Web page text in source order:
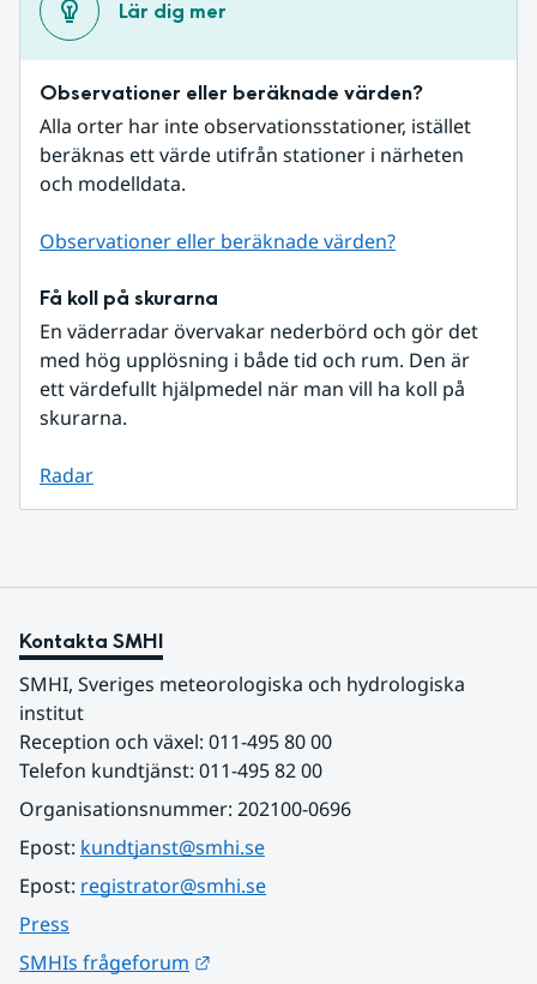
Lär dig mer
Observationer eller beräknade värden?
Alla orter har inte observationsstationer, istället
beräknas ett värde utifrån stationer i närheten
och modelldata.
Observationer eller beräknade värden?
Få koll på skurarna
En väderradar övervakar nederbörd och gör det
med hög upplösning i både tid och rum. Den är
ett värdefullt hjälpmedel när man vill ha koll på
skurarna.
Radar
Kontakta SMHI
SMHI, Sveriges meteorologiska och hydrologiska
institut
Reception och växel: 011-495 80 00
Telefon kundtjänst: 011-495 82 00
Organisationsnummer: 202100-0696
Epost: kundtjanst@smhi.se
Epost: registrator@smhi.se
Press
SMHIs frågeforum